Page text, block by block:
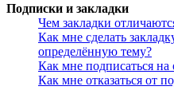
Подписки и закладки
Чем закладки
Как мне сделать
определённую тему?
Как мне подписаться
Как мне отказаться от